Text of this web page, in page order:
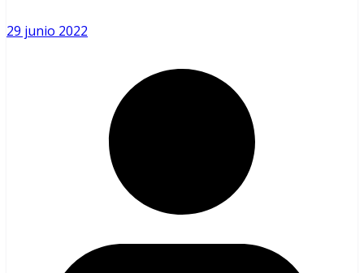
29 junio 2022